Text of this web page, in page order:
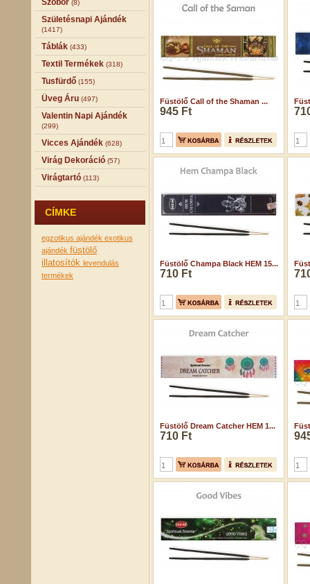
Szobor (8)
Születésnapi Ajándék
(1417)
Táblák (433)
Textil Termékek (318)
Tusfürdő (155)
Üveg Áru (497)
Valentin Napi Ajándék
(299)
Vicces Ajándék (628)
Virág Dekoráció (57)
Virágtartó (113)
CÍMKE
egzotikus ajándék exotikus
ajándék füstölő
illatosítók levendulás
termékek
Füstölő Call of the Shaman ...
945 Ft
Füstölő Champa Black HEM 15...
710 Ft
Füstölő Dream Catcher HEM 1...
710 Ft